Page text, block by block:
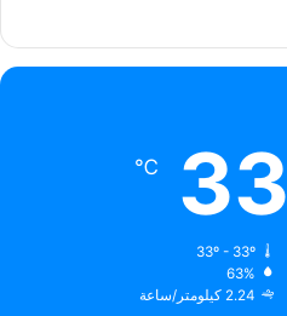
33
℃
33º - 33º
63%
2.24 كيلومتر/ساعة